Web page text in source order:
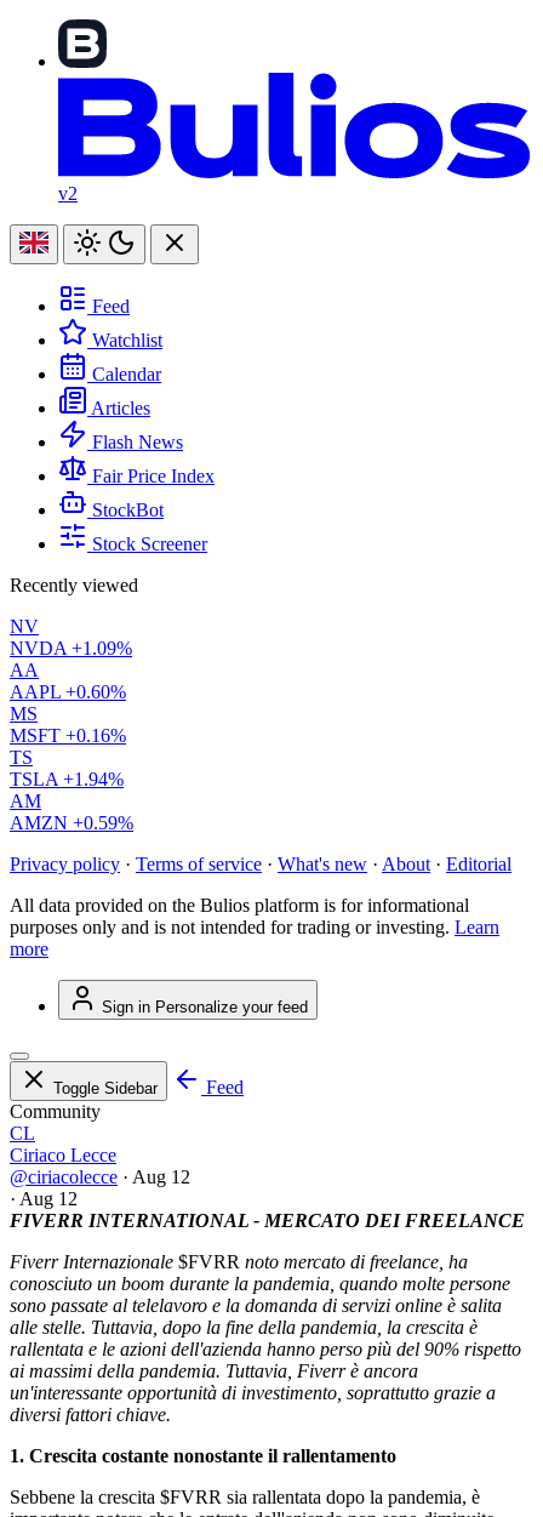
v2
Feed
Watchlist
Calendar
Articles
Flash News
Fair Price Index
StockBot
Stock Screener
Recently viewed
NV
NVDA +1.09%
AA
AAPL +0.60%
MS
MSFT +0.16%
TS
TSLA +1.94%
AM
AMZN +0.59%
Privacy policy · Terms of service · What's new · About · Editorial
All data provided on the Bulios platform is for informational
purposes only and is not intended for trading or investing. Learn
more
Sign in Personalize your feed
Toggle Sidebar
Feed
Community
CL
Ciriaco Lecce
@ciriacolecce · Aug 12
· Aug 12
FIVERR INTERNATIONAL - MERCATO DEI FREELANCE
Fiverr Internazionale $FVRR noto mercato di freelance, ha
conosciuto un boom durante la pandemia, quando molte persone
sono passate al telelavoro e la domanda di servizi online è salita
alle stelle. Tuttavia, dopo la fine della pandemia, la crescita è
rallentata e le azioni dell'azienda hanno perso più del 90% rispetto
ai massimi della pandemia. Tuttavia, Fiverr è ancora
un'interessante opportunità di investimento, soprattutto grazie a
diversi fattori chiave.
1. Crescita costante nonostante il rallentamento
Sebbene la crescita $FVRR sia rallentata dopo la pandemia, è